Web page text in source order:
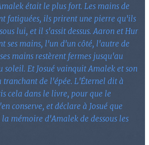
était le plus fort. Les mains de
fatiguées, ils prirent une pierre qu'ils
lui, et il s'assit dessus. Aaron et Hur
ses mains, l'un d'un côté, l'autre de
mains restèrent fermes jusqu'au
soleil. Et Josué vainquit Amalek et son
tranchant de l'épée. L'Éternel dit à
cela dans le livre, pour que le
conserve, et déclare à Josué que
mémoire d'Amalek de dessous les